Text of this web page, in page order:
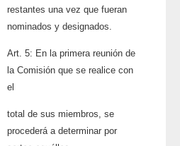
restantes una vez que fueran
nominados y designados.
Art. 5: En la primera reunión de
la Comisión que se realice con
el
total de sus miembros, se
procederá a determinar por